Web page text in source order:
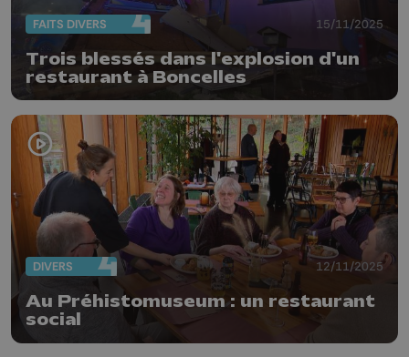
FAITS DIVERS 15/11/2025
Trois blessés dans l'explosion d'un
restaurant à Boncelles
DIVERS 12/11/2025
Au Préhistomuseum : un restaurant
social